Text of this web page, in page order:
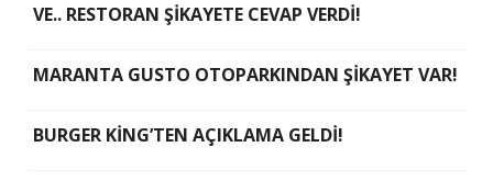
VE.. RESTORAN ŞİKAYETE CEVAP VERDİ!
MARANTA GUSTO OTOPARKINDAN ŞİKAYET VAR!
BURGER KİNG’TEN AÇIKLAMA GELDİ!